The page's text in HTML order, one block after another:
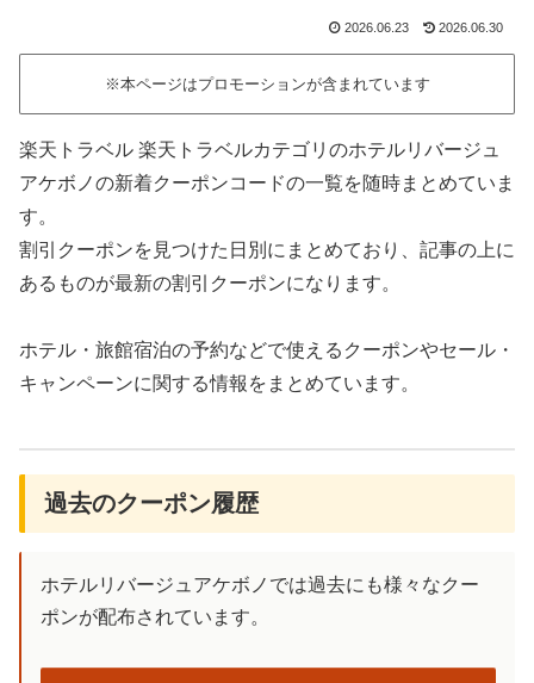
2026.06.23 2026.06.30
※本ページはプロモーションが含まれています
楽天トラベル 楽天トラベルカテゴリのホテルリバージュ
アケボノの新着クーポンコードの一覧を随時まとめていま
す。
割引クーポンを見つけた日別にまとめており、記事の上に
あるものが最新の割引クーポンになります。
ホテル・旅館宿泊の予約などで使えるクーポンやセール・
キャンペーンに関する情報をまとめています。
過去のクーポン履歴
ホテルリバージュアケボノでは過去にも様々なクー
ポンが配布されています。